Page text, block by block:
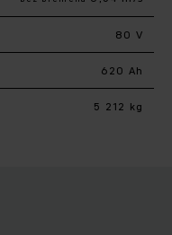
80 V
620 Ah
5 212 kg